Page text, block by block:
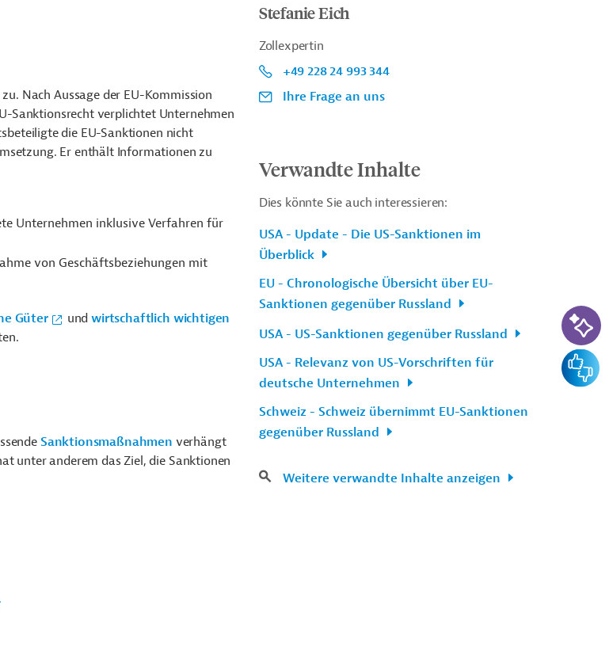
Nach Aussage der EU-Kommission
Sanktionsrecht verplichtet Unternehmen
die EU-Sanktionen nicht
Er enthält Informationen zu
Unternehmen inklusive Verfahren für
von Geschäftsbeziehungen mit
Güter undwirtschaftlich wichtigen
Sanktionsmaßnahmen verhängt
unter anderem das Ziel, die Sanktionen
Stefanie Eich
Zollexpertin
+49 228 24 993 344
Ihre Frage an uns
Verwandte Inhalte
Dies könnte Sie auch interessieren:
USA - Update - Die US-Sanktionen im
Überblick
EU - Chronologische Übersicht über EU-
Sanktionen gegenüber Russland
USA - US-Sanktionen gegenüber Russland
USA - Relevanz von US-Vorschriften für
deutsche Unternehmen
Schweiz - Schweiz übernimmt EU-Sanktionen
gegenüber Russland
Weitere verwandte Inhalte anzeigen
KI-